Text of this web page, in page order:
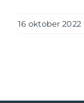
16 oktober 2022